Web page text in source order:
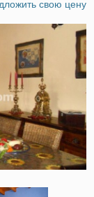
свою цену